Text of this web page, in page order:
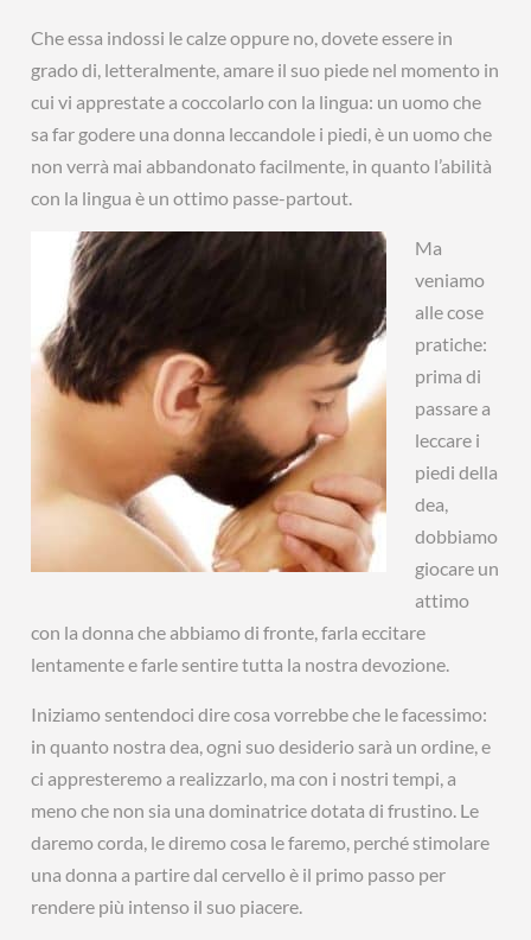
Che essa indossi le calze oppure no, dovete essere in
grado di, letteralmente, amare il suo piede nel momento in
cui vi apprestate a coccolarlo con la lingua: un uomo che
sa far godere una donna leccandole i piedi, è un uomo che
non verrà mai abbandonato facilmente, in quanto l’abilità
con la lingua è un ottimo passe-partout.
Ma
veniamo
alle cose
pratiche:
prima di
passare a
leccare i
piedi della
dea,
dobbiamo
giocare un
attimo
con la donna che abbiamo di fronte, farla eccitare
lentamente e farle sentire tutta la nostra devozione.
Iniziamo sentendoci dire cosa vorrebbe che le facessimo:
in quanto nostra dea, ogni suo desiderio sarà un ordine, e
ci appresteremo a realizzarlo, ma con i nostri tempi, a
meno che non sia una dominatrice dotata di frustino. Le
daremo corda, le diremo cosa le faremo, perché stimolare
una donna a partire dal cervello è il primo passo per
rendere più intenso il suo piacere.